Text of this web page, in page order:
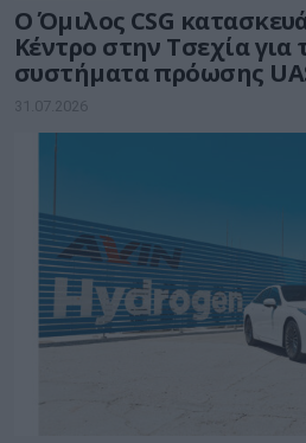
Ο Όμιλος CSG
Κέντρο στην Τσεχία
συστήματα πρόωσης
31.07.2026